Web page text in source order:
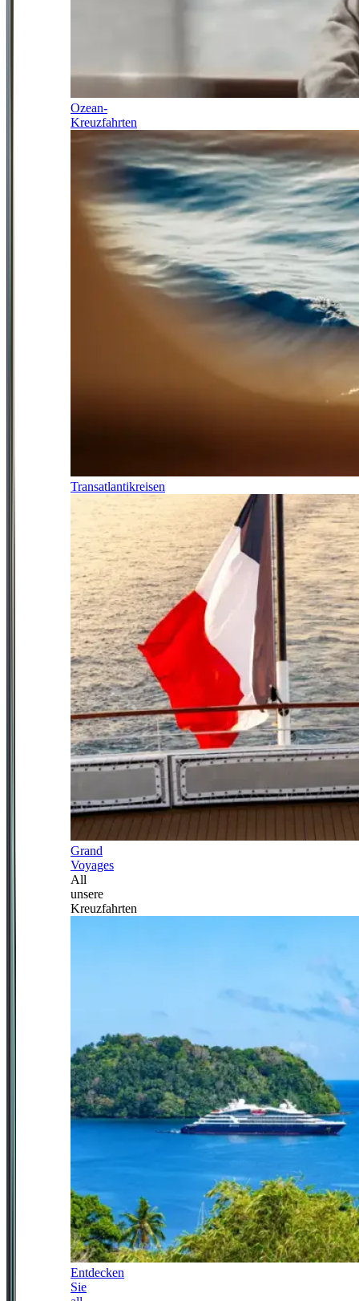
Ozean-
Kreuzfahrten
Transatlantikreisen
Grand
Voyages
All
unsere
Kreuzfahrten
Entdecken
Sie